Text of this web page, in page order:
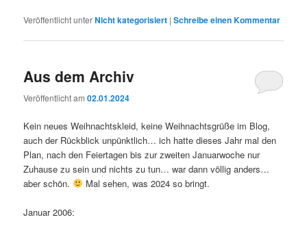
Veröffentlicht unterNicht kategorisiert |Schreibe einen Kommentar
Aus dem Archiv
Veröffentlicht am02.01.2024
Kein neues Weihnachtskleid, keine Weihnachtsgrüße im Blog,
auch der Rückblick unpünktlich… ich hatte dieses Jahr mal den
Plan, nach den Feiertagen bis zur zweiten Januarwoche nur
Zuhause zu sein und nichts zu tun… war dann völlig anders…
aber schön.
Mal sehen, was 2024 so bringt.
Januar 2006: